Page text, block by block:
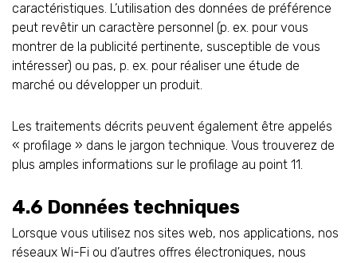
caractéristiques. L’utilisation des données de préférence
peut revêtir un caractère personnel (p. ex. pour vous
montrer de la publicité pertinente, susceptible de vous
intéresser) ou pas, p. ex. pour réaliser une étude de
marché ou développer un produit.
Les traitements décrits peuvent également être appelés
« profilage » dans le jargon technique. Vous trouverez de
plus amples informations sur le profilage au point 11.
4.6 Données techniques
Lorsque vous utilisez nos sites web, nos applications, nos
réseaux Wi-Fi ou d’autres offres électroniques, nous